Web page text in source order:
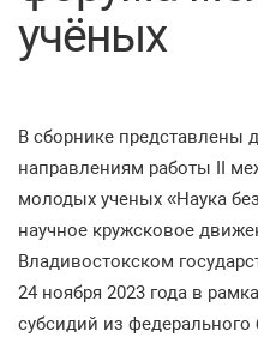
учёных
В сборнике
направлениям работы II
молодых ученых «Наука
научное кружсковое
Владивостокском
24 ноября 2023 года в
субсидий из